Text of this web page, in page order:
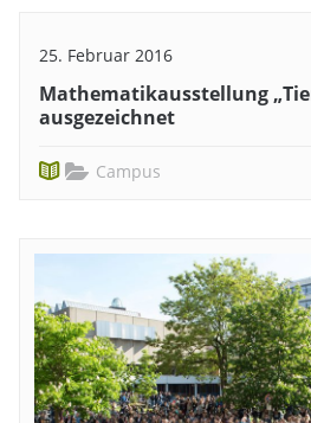
25. Februar 2016
Mathematikausstellung
ausgezeichnet
Campus